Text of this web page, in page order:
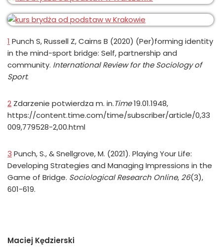
1 Punch S, Russell Z, Cairns B (2020) (Per)forming identity
in the mind-sport bridge: Self, partnership and
community. International Review for the Sociology of
Sport.
2 Zdarzenie potwierdza m. in.Time19.01.1948,
https://content.time.com/time/subscriber/article/0,33
009,779528-2,00.html
3 Punch, S., & Snellgrove, M. (2021). Playing Your Life:
Developing Strategies and Managing Impressions in the
Game of Bridge. Sociological Research Online, 26(3),
601-619.
Maciej Kędzierski